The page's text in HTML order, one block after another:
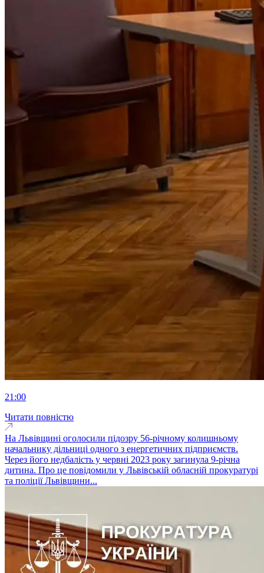
21:00
Читати повністю
На Львівщині оголосили підозру 56-річному колишньому
начальнику дільниці одного з енергетичних підприємств.
Через його недбалість у червні 2023 року загинула 9-річна
дитина. Про це повідомили у Львівській обласній прокуратурі
та поліції Львівщини...